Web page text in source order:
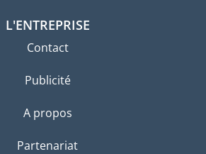
L'ENTREPRISE
Contact
Publicité
A propos
Partenariat